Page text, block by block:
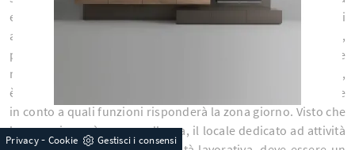
e anche di relax quotidiano, dove molto spesso accoglierai
amici e parenti per piacevoli serate in compagnia, per feste,
pranzi e quant'altro. Nel momento in cui scegliamo le
misure, i materiali e le cromie per le nostre Pareti Attrezzate,
è necessario appurare a quale linea stilistica rifarsi e tenere
in conto a quali funzioni risponderà la zona giorno. Visto che
la zona giorno è, per eccellenza, il locale dedicato ad attività
Privacy- Cookie Gestisci i consensi